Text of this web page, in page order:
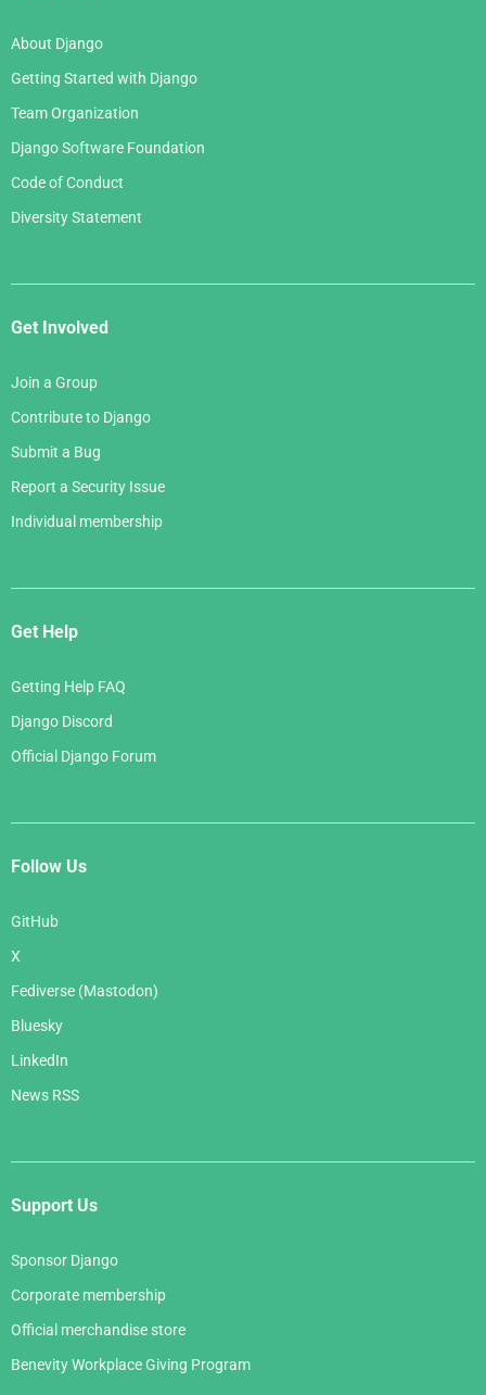
About Django
Getting Started with Django
Team Organization
Django Software Foundation
Code of Conduct
Diversity Statement
Get Involved
Join a Group
Contribute to Django
Submit a Bug
Report a Security Issue
Individual membership
Get Help
Getting Help FAQ
Django Discord
Official Django Forum
Follow Us
GitHub
X
Fediverse (Mastodon)
Bluesky
LinkedIn
News RSS
Support Us
Sponsor Django
Corporate membership
Official merchandise store
Benevity Workplace Giving Program